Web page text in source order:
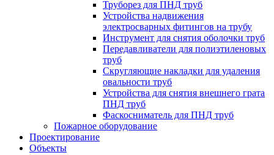
Труборез для ПНД труб
Устройства надвижения
электросварных фитингов на трубу
Инструмент для снятия оболочки труб
Передавливатели для полиэтиленовых
труб
Скругляющие накладки для удаления
овальности труб
Устройства для снятия внешнего грата
ПНД труб
Фаскосниматель для ПНД труб
Пожарное оборудование
Проектирование
Объекты